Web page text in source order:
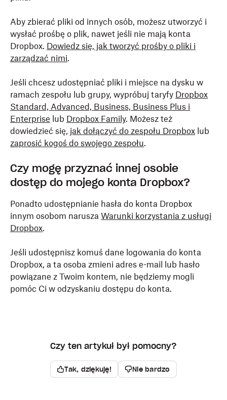
Aby zbierać pliki od innych osób, możesz utworzyć i
wysłać prośbę o plik, nawet jeśli nie mają konta
Dropbox. Dowiedz się, jak tworzyć prośby o pliki i
zarządzać nimi.
Jeśli chcesz udostępniać pliki i miejsce na dysku w
ramach zespołu lub grupy, wypróbuj taryfy Dropbox
Standard, Advanced, Business, Business Plus i
Enterprise lub Dropbox Family. Możesz też
dowiedzieć się, jak dołączyć do zespołu Dropbox lub
zaprosić kogoś do swojego zespołu.
Czy mogę przyznać innej osobie
dostęp do mojego konta Dropbox?
Ponadto udostępnianie hasła do konta Dropbox
innym osobom narusza Warunki korzystania z usługi
Dropbox.
Jeśli udostępnisz komuś dane logowania do konta
Dropbox, a ta osoba zmieni adres e-mail lub hasło
powiązane z Twoim kontem, nie będziemy mogli
pomóc Ci w odzyskaniu dostępu do konta.
Czy ten artykuł był pomocny?
Tak, dziękuję! Nie bardzo